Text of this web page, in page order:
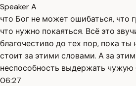
Speaker A
что Бог не может ошибаться, что
что нужно покаяться. Всё это
благочестиво до тех пор, пока ты
стоит за этими словами. А за
неспособность выдержать чужую
06:27